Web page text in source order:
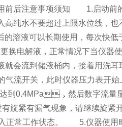
后注意事项须知 1.启动前的
高纯水不要超过上限水位线，
液可以长期使用，每次快低
电解液，正常情况下当仪器使
就会流到储液桶内，接着用洗
气流开关，此时仪器压力表
0.4MPa，然后数字流量显示降
有旋紧有漏气现象，请继续旋
常工作状态。
5.仪器使用时应